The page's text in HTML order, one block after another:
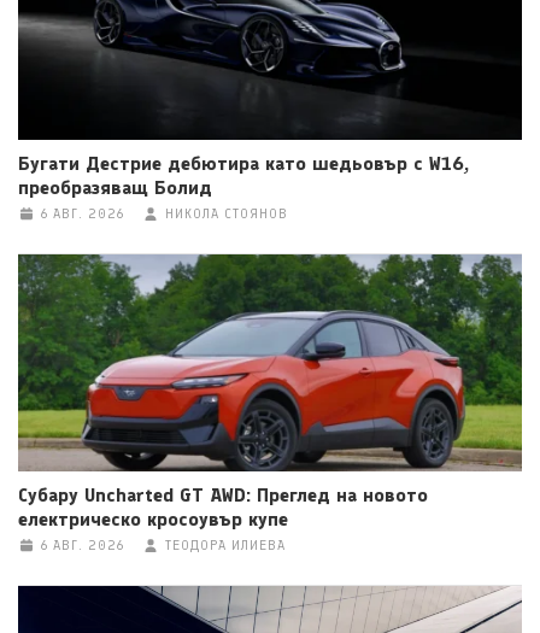
Бугати Дестрие дебютира като шедьовър с W16,
преобразяващ Болид
6 АВГ. 2026 НИКОЛА СТОЯНОВ
Субару Uncharted GT AWD: Преглед на новото
електрическо кросоувър купе
6 АВГ. 2026 ТЕОДОРА ИЛИЕВА